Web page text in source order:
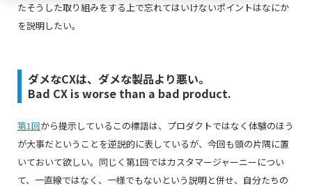
たそうした取り組みをする上で忘れてはいけないポイントはなにか
を説明したい。
ダメなCXは、ダメな製品より悪い。
Bad CX is worse than a bad product.
第1回から提示しているこの標語は、プロダクトではなく体験のほう
が大事だということを逆説的に表しているが、今回も頭の片隅に置
いておいて欲しい。同じく第1回ではカスタマージャーニーについ
て、一直線ではなく、一様でもないという説明と併せ、自分たちの